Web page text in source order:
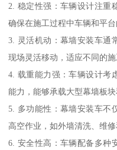
2. 稳定性强：车辆设计注重
确保在施工过程中车辆和平
3. 灵活机动：幕墙安装车通
现场灵活移动，适应不同的施
4. 载重能力强：车辆设计考
能力，能够承载大型幕墙板块
5. 多功能性：幕墙安装车不
高空作业，如外墙清洗、维修
6. 安全性高：车辆配备多种